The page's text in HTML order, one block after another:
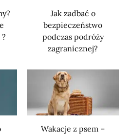
Jak zadbać o
bezpieczeństwo
podczas podróży
zagranicznej?
Wakacje z psem –